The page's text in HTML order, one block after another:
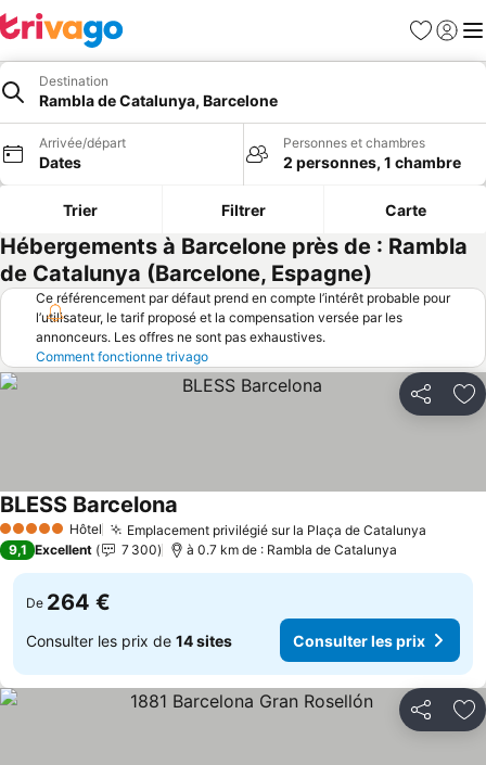
Favoris
Se
Destination
Rambla de Catalunya, Barcelone
Arrivée/départ
Dates
Personnes et chambres
2 personnes, 1 chambre
Trier Filtrer Carte
Hébergements à Barcelone près de : Rambla
de Catalunya (Barcelone, Espagne)
Ce référencement par défaut prend en compte l’intérêt probable pour
l’utilisateur, le tarif proposé et la compensation versée par les
annonceurs. Les offres ne sont pas exhaustives.
Comment fonctionne trivago
Partager
5 Étoiles Hôtel Emplacement privilégié sur la Plaça de Catalunya
BLESS Barcelona
9,1 Excellent 7 300 à 0.7 km de : Rambla de Catalunya
De 264 €
Consulter les prix de 14 sites Consulter les prix
Partager